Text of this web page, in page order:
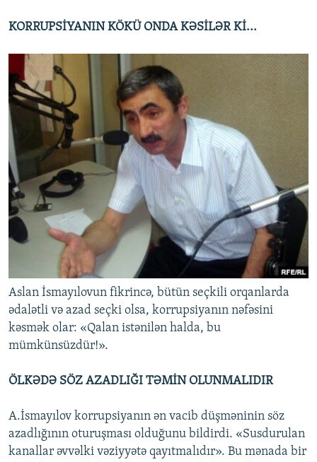
KORRUPSİYANIN KÖKÜ ONDA KƏSİLƏR Kİ...
Aslan İsmayılovun fikrincə, bütün seçkili orqanlarda
ədalətli və azad seçki olsa, korrupsiyanın nəfəsini
kəsmək olar: «Qalan istənilən halda, bu
mümkünsüzdür!».
ÖLKƏDƏ SÖZ AZADLIĞI TƏMİN OLUNMALIDIR
A.İsmayılov korrupsiyanın ən vacib düşməninin söz
azadlığının oturuşması olduğunu bildirdi. «Susdurulan
kanallar əvvəlki vəziyyətə qayıtmalıdır». Bu mənada bir